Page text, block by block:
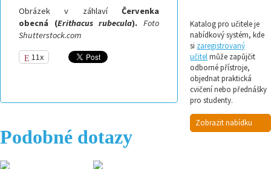
Obrázek v záhlaví Červenka
obecná
(Erithacus rubecula). Foto
Shutterstock.com
11x
Podobné dotazy
Katalog pro učitele je
nabídkový systém, kde
si zaregistrovaný
učitelmůže zapůjčit
odborné přístroje,
objednat praktická
cvičení nebo přednášky
pro studenty.
Zobrazit nabídku